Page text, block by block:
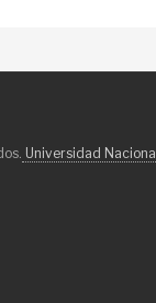
Universidad